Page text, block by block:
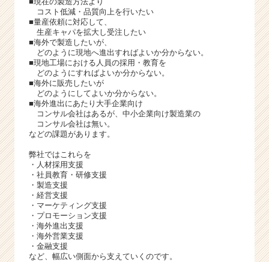
h
e
e
r
C
a
r
e
e
r）
コスト低減・品質向上を行いたい
■量産依頼に対応して、
生産キャパを拡大し受注したい
■海外で製造したいが、
どのように現地へ進出すればよいか分からない。
■現地工場における人員の採用・教育を
どのようにすればよいか分からない。
■海外に販売したいが
どのようにしてよいか分からない。
■海外進出にあたり大手企業向け
コンサル会社はあるが、中小企業向け製造業の
コンサル会社は無い。
などの課題があります。
弊社ではこれらを
・人材採用支援
・社員教育・研修支援
・製造支援
・経営支援
・マーケティング支援
・プロモーション支援
・海外進出支援
・海外営業支援
・金融支援
など、幅広い側面から支えていくのです。